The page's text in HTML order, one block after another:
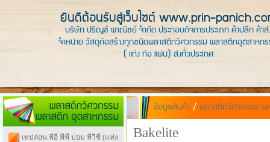
ยินดีต้อนรับสู่เว็บไซต์ www.prin-
บริษัท ปริญช์ พาณิชย์ จำกัด ประกอบกิจการประเภท ค้าปลีก ค้าส่
จำหน่าย วัสดุก่อสร้างทุกชนิดพลาสติกวิศวกรรม พลาสติกอุตสาหก
( แท่ง ท่อ แผ่น) ส่งทั่วประเทศ
พลาสติกวิศวกรรม พลาสติก
อุตสาหกรรม
เทปล่อน พีอี พีพี ปอม พีวีซี (แท่ง
ข้อมูลสินค้า / พลาสติกวิศวกรรม พ
Bakelite